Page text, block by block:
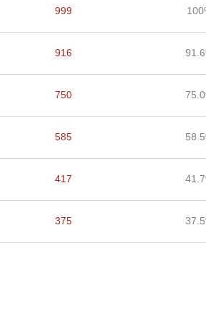
999
916
750
585
417
375